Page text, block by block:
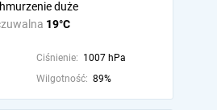
19°C
duże
Ciśnienie: 1007 hPa
Wilgotność: 89%